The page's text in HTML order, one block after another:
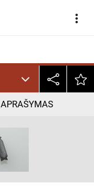
more_vert
APRAŠYMAS